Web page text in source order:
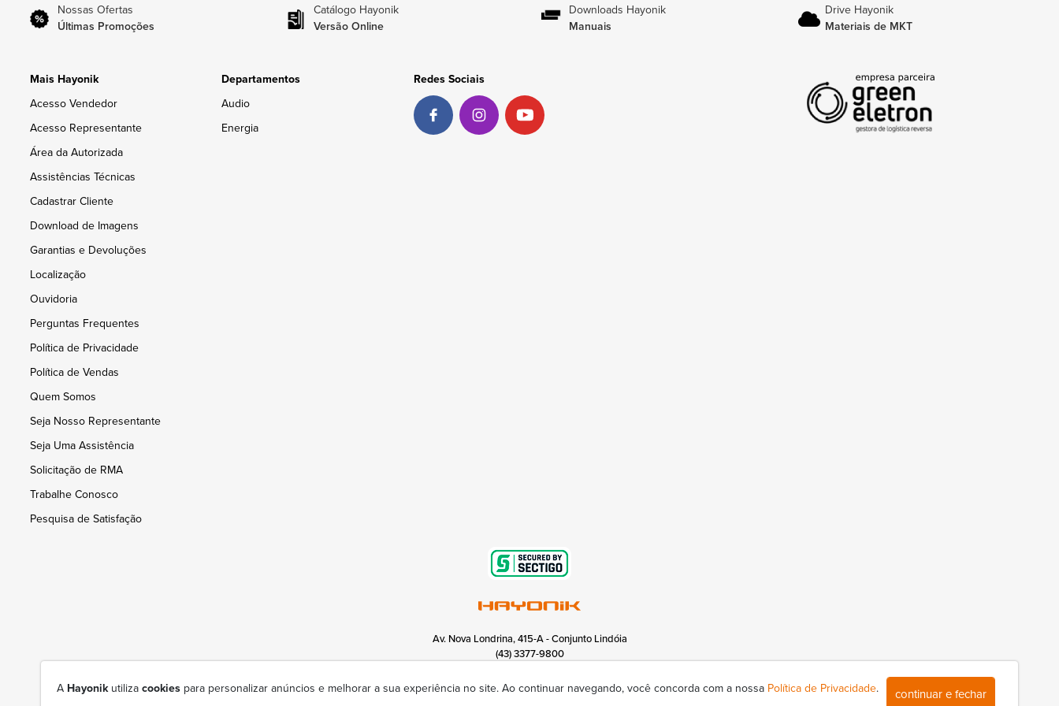
Nossas Ofertas
Últimas Promoções
Catálogo Hayonik
Versão Online
Downloads Hayonik
Manuais
Drive Hayonik
Materiais de MKT
Mais Hayonik
Acesso Vendedor
Acesso Representante
Área da Autorizada
Assistências Técnicas
Cadastrar Cliente
Download de Imagens
Garantias e Devoluções
Localização
Ouvidoria
Perguntas Frequentes
Política de Privacidade
Política de Vendas
Quem Somos
Seja Nosso Representante
Seja Uma Assistência
Solicitação de RMA
Trabalhe Conosco
Pesquisa de Satisfação
Departamentos
Audio
Energia
Redes Sociais
Av. Nova Londrina, 415-A - Conjunto Lindóia
(43) 3377-9800
Segunda à sexta das 8h00 às 17h50
A Hayonikutiliza cookies para personalizar anúncios e melhorar a sua experiência no site. Ao continuar navegando, você concorda com a nossa Política de Privacidade. continuar e fechar